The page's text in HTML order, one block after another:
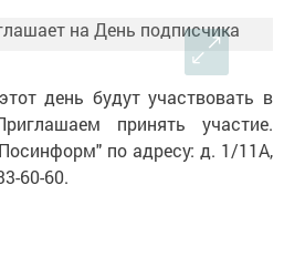
день будут участвовать в
принять участие.
по адресу: д. 1/11А,
60-60.